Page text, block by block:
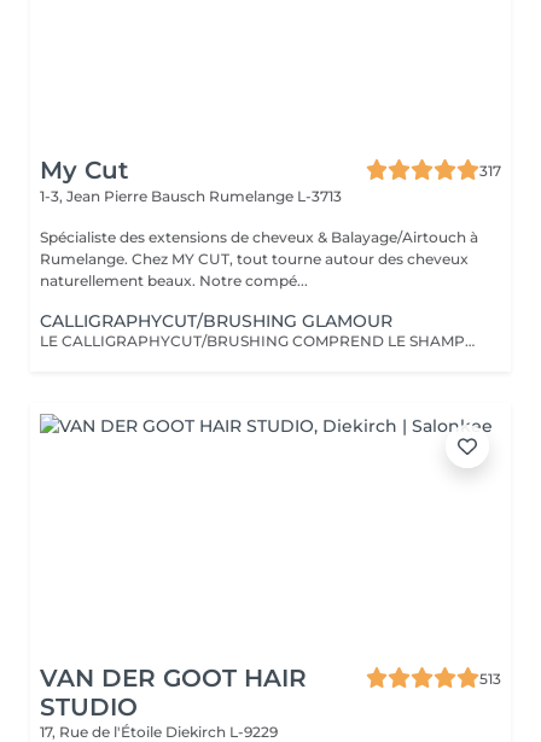
My Cut
317
1-3, Jean Pierre Bausch Rumelange L-3713
Spécialiste des extensions de cheveux & Balayage/Airtouch à
Rumelange. Chez MY CUT, tout tourne autour des cheveux
naturellement beaux. Notre compé...
CALLIGRAPHYCUT/BRUSHING GLAMOUR
LE CALLIGRAPHYCUT/BRUSHING COMPREND LE SHAMPOOING, LE SOIN, LA COUPE LES PRODUITS DE STYLING ET LE BRUSHING WAVY
VAN DER GOOT HAIR
STUDIO
513
17, Rue de l'Étoile Diekirch L-9229